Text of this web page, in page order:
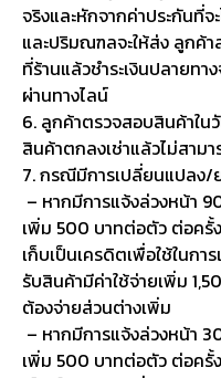
จริงและหักจากค่าประกันที่
และปริมณฑลจะให้ส่ง ลูกค้า
ที่ร้านแล้วชำระเงินปลายท
ผ่านทางไลน์
6. ลูกค้าตรวจสอบสินค้าใน
สินค้าตกลงเช่าแล้วไม่สาม
7. กรณีมีการเปลี่ยนแปลง/
– หากมีการแจ้งล่วงหน้า
เพิ่ม 500 บาทต่อตัว ต่อครั้
เก็บเป็นเครดิตเพื่อใช้ในกา
รับสินค้ามีค่าใช้จ่ายเพิ่ม
ต้องจ่ายส่วนต่างเพิ่ม
– หากมีการแจ้งล่วงหน้า
เพิ่ม 500 บาทต่อตัว ต่อครั้